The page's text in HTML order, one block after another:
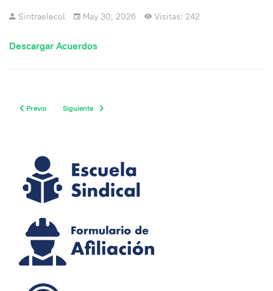
Sintraelecol May 30, 2026 Visitas: 242
Descargar Acuerdos
Previous article: Gestión de la Subdirectiva Córdoba
Previo Next article: Conferencia sobre Transición Energética,
Siguiente